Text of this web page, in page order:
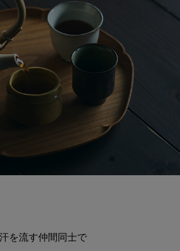
を流す仲間同士で